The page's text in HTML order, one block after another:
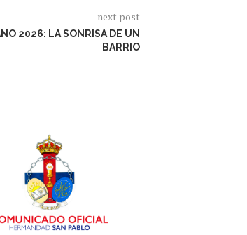
next post
2026: LA SONRISA DE UN
BARRIO